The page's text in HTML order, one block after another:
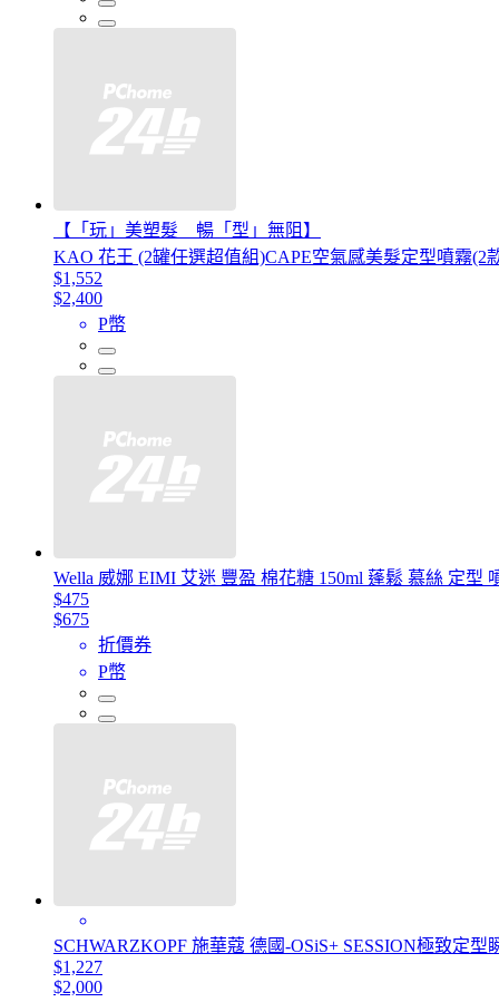
【「玩」美塑髮 暢「型」無阻】
KAO 花王 (2罐任選超值組)CAPE空氣感美髮定型噴霧(2
$1,552
$2,400
P幣
Wella 威娜 EIMI 艾迷 豐盈 棉花糖 150ml 蓬鬆 慕絲 定型
$475
$675
折價券
P幣
SCHWARZKOPF 施華蔻 德國-OSiS+ SESSION極致定
$1,227
$2,000